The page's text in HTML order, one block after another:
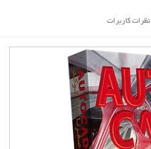
نظرات کاربرات